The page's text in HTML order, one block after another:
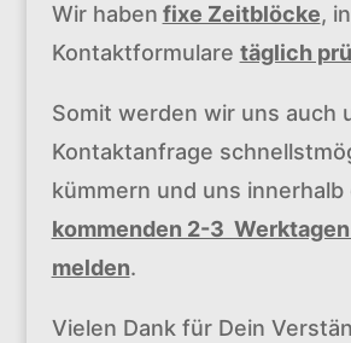
Wir haben fixe Zeitblöcke,
Kontaktformulare täglich
Somit werden wir uns auch
Kontaktanfrage
kümmern und uns innerhalb
kommenden 2-3
melden.
Vielen Dank für Dein